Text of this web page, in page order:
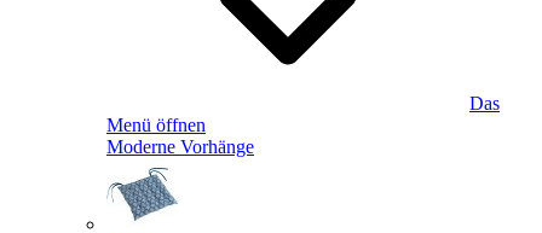
Das
Menü öffnen
Moderne Vorhänge